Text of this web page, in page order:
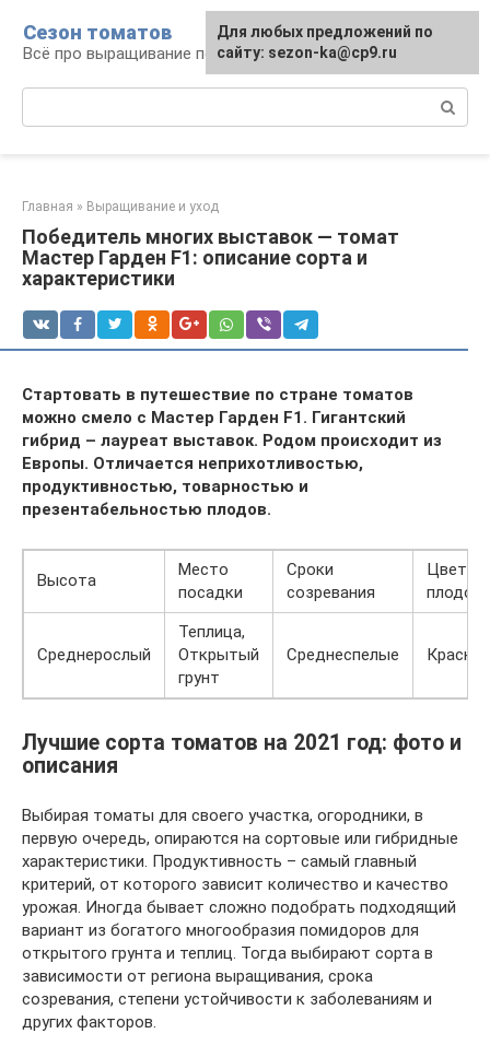
контенту
Сезон томатов
Всё про выращивание помидоров
Главная » Выращивание и уход
Победитель многих выставок — томат
Мастер Гарден F1: описание сорта и
характеристики
Стартовать в путешествие по стране томатов
можно смело c Мастер Гарден F1. Гигантский
гибрид – лауреат выставок. Родом происходит из
Европы. Отличается неприхотливостью,
продуктивностью, товарностью и
презентабельностью плодов.
Высота
Место
посадки
Сроки
созревания
Цвет
плодов
Среднерослый
Теплица,
Открытый
грунт
Среднеспелые
Лучшие сорта томатов на 2021 год: фото и
описания
Выбирая томаты для своего участка, огородники, в
первую очередь, опираются на сортовые или гибридные
характеристики. Продуктивность – самый главный
критерий, от которого зависит количество и качество
урожая. Иногда бывает сложно подобрать подходящий
вариант из богатого многообразия помидоров для
открытого грунта и теплиц. Тогда выбирают сорта в
зависимости от региона выращивания, срока
созревания, степени устойчивости к заболеваниям и
других факторов.
Для любых предложений по
сайту: sezon-ka@cp9.ru